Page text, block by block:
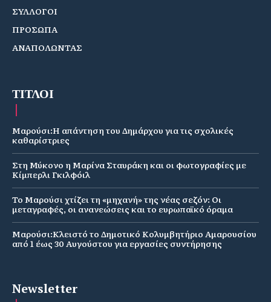
ΣΥΛΛΟΓΟΙ
ΠΡΟΣΩΠΑ
ΑΝΑΠΟΛΩΝΤΑΣ
ΤΙΤΛΟΙ
Μαρούσι:Η απάντηση του Δημάρχου για τις σχολικές
καθαρίστριες
Στη Μύκονο η Μαρίνα Σταυράκη και οι φωτογραφίες με
Κίμπερλι Γκιλφόιλ
Το Μαρούσι χτίζει τη «μηχανή» της νέας σεζόν: Οι
μεταγραφές, οι ανανεώσεις και το ευρωπαϊκό όραμα
Μαρούσι:Κλειστό το Δημοτικό Κολυμβητήριο Αμαρουσίου
από 1 έως 30 Αυγούστου για εργασίες συντήρησης
Newsletter